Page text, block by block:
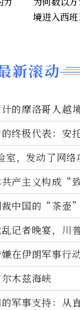
新滚动
的摩洛哥人越
终极代表：安
室，发动了网络
产主义构成“
中国的“茶壶”
记者晚宴，川
在伊朗军事行
星图像
木兹海峡
军事支持：从
境进入西